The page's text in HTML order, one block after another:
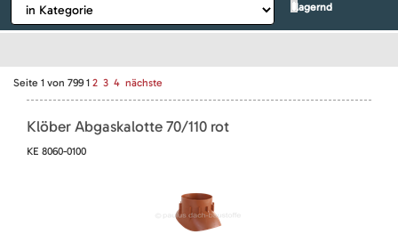
lagernd
Seite 1 von 799 1 2 3 4 nächste
Klöber Abgaskalotte 70/110 rot
KE 8060-0100